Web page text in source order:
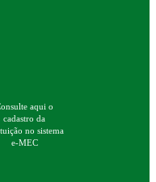
aqui o
cadastro da
no sistema
e-MEC